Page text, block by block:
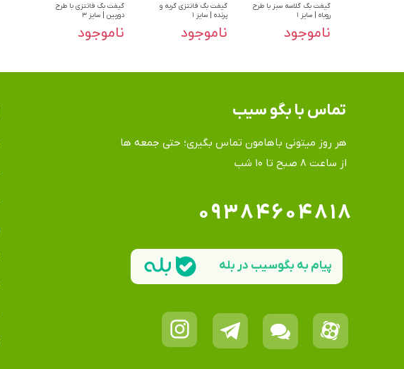
گیفت بگ گلاسه سبز با طرح
روباه | سایز ۱
ناموجود
گیفت بگ فانتزی گربه و
پرنده | سایز ۱
ناموجود
گیفت بگ فانتزی با طرح
دوربین | سایز ۳
ناموجود
هر روز میتونی باهامون تماس بگیری؛ حتی جمعه ها
​​​​​​​از ساعت ۸ صبح تا ۱۰ شب
تماس​​​​​​​ با بگو سیب
۰۹۳۸۴۶۰۴۸۱۸
پیام به بگوسیب در بله